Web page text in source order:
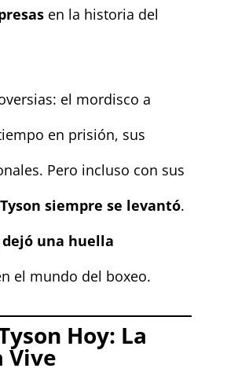
en la historia del
el mordisco a
en prisión, sus
Pero incluso con sus
siempre se levantó.
dejó una huella
el mundo del boxeo.
Hoy: La
Vive